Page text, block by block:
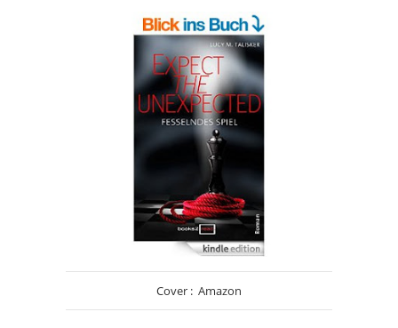
Cover : Amazon